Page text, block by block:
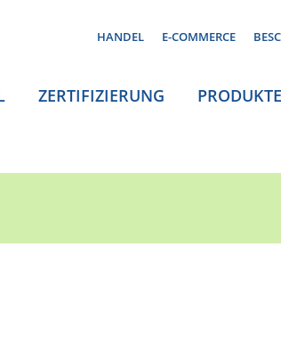
HANDEL E-COMMERCE
ZERTIFIZIERUNG PRODUKTE